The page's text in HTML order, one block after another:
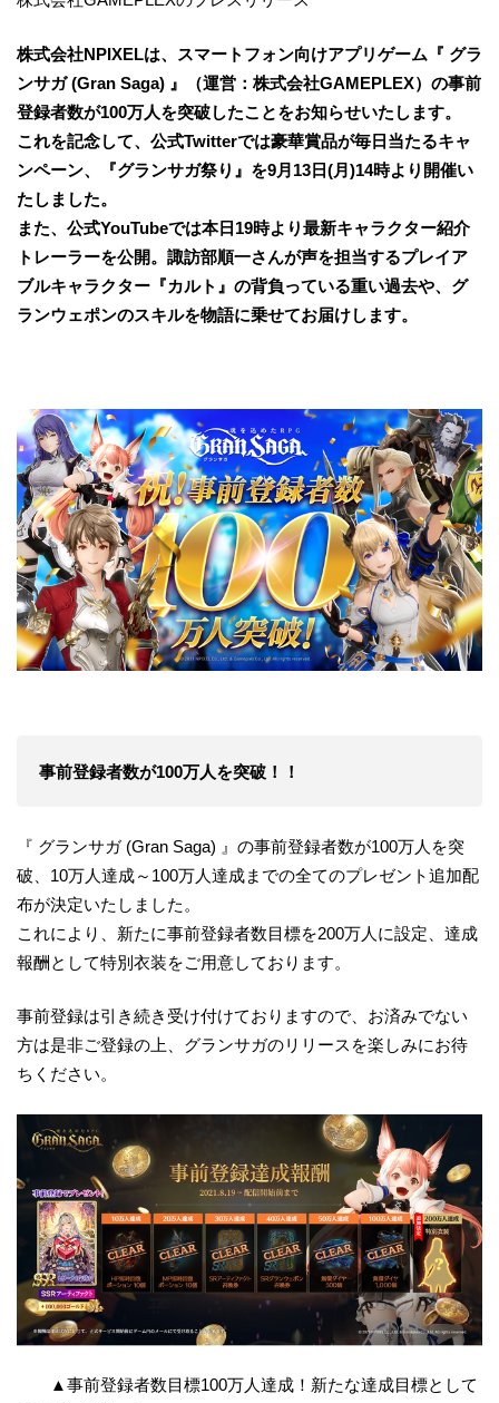
株式会社NPIXELは、スマートフォン向けアプリゲーム『 グラ
ンサガ (Gran Saga) 』（運営：株式会社GAMEPLEX）の事前
登録者数が100万人を突破したことをお知らせいたします。
これを記念して、公式Twitterでは豪華賞品が毎日当たるキャ
ンペーン、『グランサガ祭り』を9月13日(月)14時より開催い
たしました。
また、公式YouTubeでは本日19時より最新キャラクター紹介
トレーラーを公開。諏訪部順一さんが声を担当するプレイア
ブルキャラクター『カルト』の背負っている重い過去や、グ
ランウェポンのスキルを物語に乗せてお届けします。
事前登録者数が100万人を突破！！
『 グランサガ (Gran Saga) 』の事前登録者数が100万人を突
破、10万人達成～100万人達成までの全てのプレゼント追加配
布が決定いたしました。
これにより、新たに事前登録者数目標を200万人に設定、達成
報酬として特別衣装をご用意しております。
事前登録は引き続き受け付けておりますので、お済みでない
方は是非ご登録の上、グランサガのリリースを楽しみにお待
ちください。
▲事前登録者数目標100万人達成！新たな達成目標として